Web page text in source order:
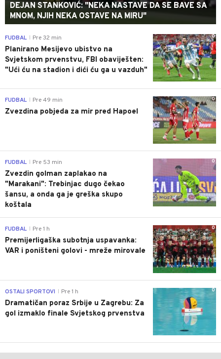
DEJAN STANKOVIĆ: "NEKA NASTAVE DA SE BAVE SA
MNOM, NJIH NEKA OSTAVE NA MIRU"
0
FUDBAL Pre 32 min
Planirano Mesijevo ubistvo na
Svjetskom prvenstvu, FBI obaviješten:
"Ući ću na stadion i dići ću ga u vazduh"
0
FUDBAL Pre 49 min
Zvezdina pobjeda za mir pred Hapoel
0
FUDBAL Pre 53 min
Zvezdin golman zaplakao na
"Marakani": Trebinjac dugo čekao
šansu, a onda ga je greška skupo
koštala
0
FUDBAL Pre 1 h
Premijerligaška subotnja uspavanka:
VAR i poništeni golovi - mreže mirovale
0
OSTALI SPORTOVI Pre 1 h
Dramatičan poraz Srbije u Zagrebu: Za
gol izmaklo finale Svjetskog prvenstva